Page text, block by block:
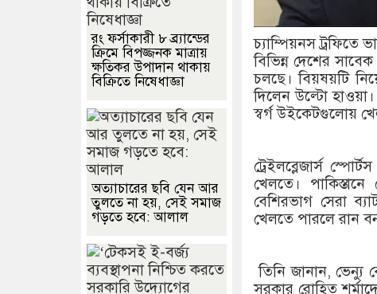
চ্যাম্পিয়নস ট্রফিতে
বিভিন্ন দেশের
চলছে। বিয়ষয়টি
দিলেন উল্টো
স্বর্গ উইকেটগুলোয়
ট্রেইলব্লেজার্স
খেলতে।
বেশিরভাগ সেরা
খেলতে পারলে রান
তিনি জানান, ভেন্যু
সরকার রোহিত
রং ফর্সাকারী ৮ ব্র্যান্ডের
ক্রিমে বিপজ্জনক মাত্রায়
ক্ষতিকর উপাদান থাকায়
বিক্রিতে নিষেধাজ্ঞা
অত্যাচারের ছবি যেন আর
তুলতে না হয়, সেই সমাজ
গড়তে হবে: আলাল